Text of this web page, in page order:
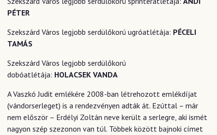
PÉTER
Szekszárd Város legjobb serdülőkorú ugróatlétája: PÉCELI
TAMÁS
Szekszárd Város legjobb serdülőkorú
dobóatlétája: HOLACSEK VANDA
A Vaszkó Judit emlékére 2008-ban létrehozott emlékdíjat
(vándorserleget) is a rendezvényen adták át. Ezúttal – már
nem először – Erdélyi Zoltán neve került a serlegre, aki ismét
nagyon szép szezonon van túl. Többek között bajnoki címet